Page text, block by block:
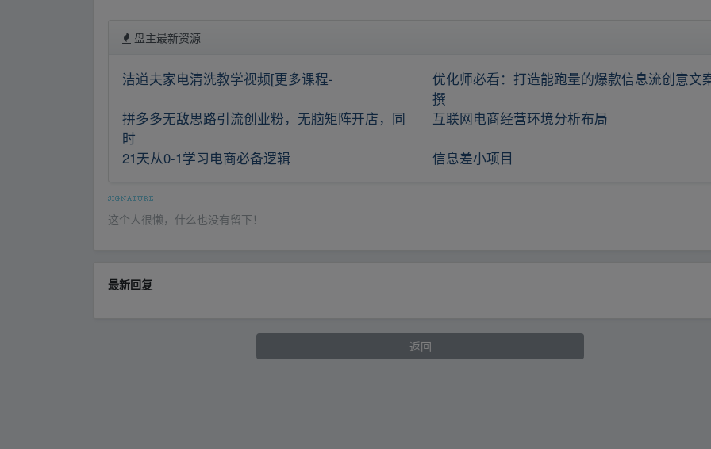
盘主最新资源
洁道夫家电清洗教学视频[更多课程-
优化师必看：打造能跑量的爆款信息流创意文
撰
拼多多无敌思路引流创业粉，无脑矩阵开店，同
时
互联网电商经营环境分析布局
21天从0-1学习电商必备逻辑 信息差小项目
这个人很懒，什么也没有留下！
最新回复
返回